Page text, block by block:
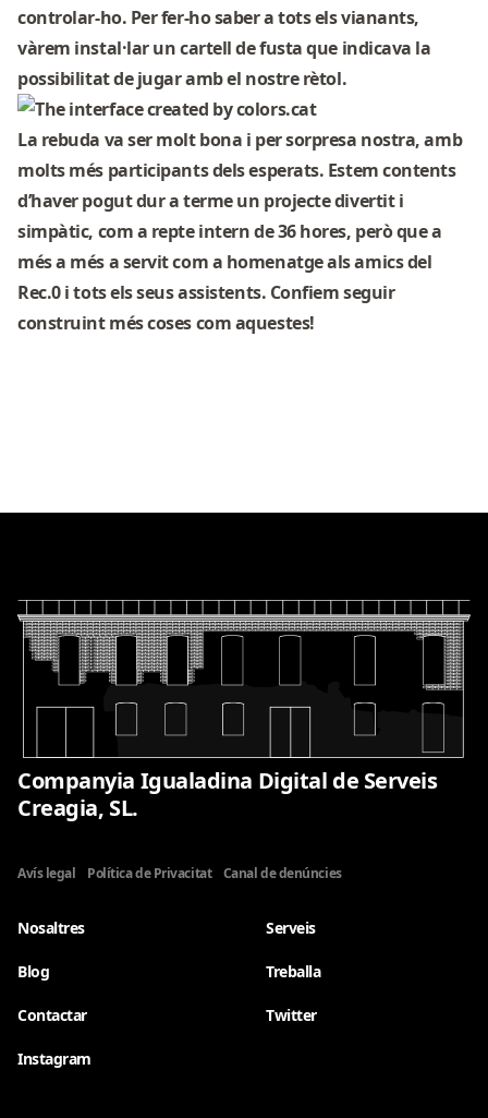
controlar-ho. Per fer-ho saber a tots els vianants,
vàrem instal·lar un cartell de fusta que indicava la
possibilitat de jugar amb el nostre rètol.
La rebuda va ser molt bona i per sorpresa nostra, amb
molts més participants dels esperats. Estem contents
d’haver pogut dur a terme un projecte divertit i
simpàtic, com a repte intern de 36 hores, però que a
més a més a servit com a homenatge als amics del
Rec.0 i tots els seus assistents. Confiem seguir
construint més coses com aquestes!
Companyia Igualadina Digital de Serveis
Creagia, SL.
Avís legal Política de Privacitat Canal de denúncies
Nosaltres Serveis
Blog Treballa
Contactar Twitter
Instagram